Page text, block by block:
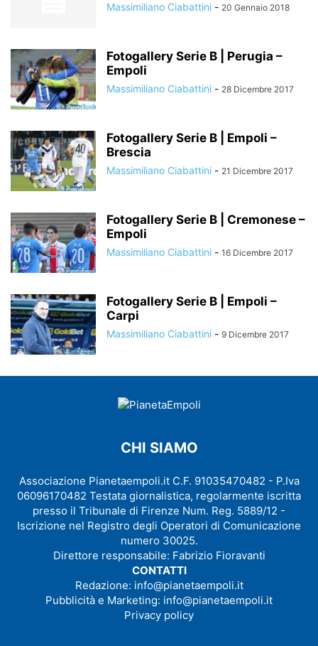
Massimiliano Ciabattini - 20 Gennaio 2018
Fotogallery Serie B | Perugia –
Empoli
Massimiliano Ciabattini - 28 Dicembre 2017
Fotogallery Serie B | Empoli –
Brescia
Massimiliano Ciabattini - 21 Dicembre 2017
Fotogallery Serie B | Cremonese –
Empoli
Massimiliano Ciabattini - 16 Dicembre 2017
Fotogallery Serie B | Empoli –
Carpi
Massimiliano Ciabattini - 9 Dicembre 2017
CHI SIAMO
Associazione Pianetaempoli.it C.F. 91035470482 - P.Iva
06096170482 Testata giornalistica, regolarmente iscritta
presso il Tribunale di Firenze Num. Reg. 5889/12 -
Iscrizione nel Registro degli Operatori di Comunicazione
numero 30025.
Direttore responsabile: Fabrizio Fioravanti
CONTATTI
Redazione: info@pianetaempoli.it
Pubblicità e Marketing: info@pianetaempoli.it
Privacy policy